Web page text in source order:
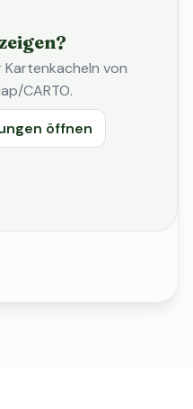
Kartenkacheln von
CARTO.
öffnen